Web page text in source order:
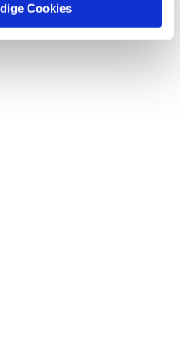
Cookies